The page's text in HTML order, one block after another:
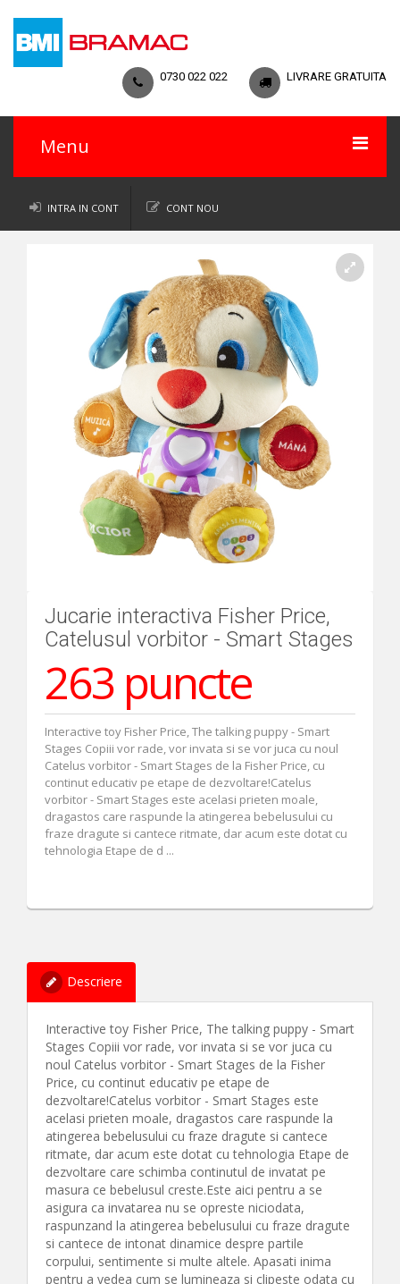
0730 022 022 LIVRARE GRATUITA
Menu
Acasa
Regulament
INTRA IN CONT CONT NOU
Jucarie interactiva Fisher Price,
Catelusul vorbitor - Smart Stages
263 puncte
Interactive toy Fisher Price, The talking puppy - Smart
Stages Copiii vor rade, vor invata si se vor juca cu noul
Catelus vorbitor - Smart Stages de la Fisher Price, cu
continut educativ pe etape de dezvoltare!Catelus
vorbitor - Smart Stages este acelasi prieten moale,
dragastos care raspunde la atingerea bebelusului cu
fraze dragute si cantece ritmate, dar acum este dotat cu
tehnologia Etape de d ...
Descriere
Interactive toy Fisher Price, The talking puppy - Smart
Stages Copiii vor rade, vor invata si se vor juca cu
noul Catelus vorbitor - Smart Stages de la Fisher
Price, cu continut educativ pe etape de
dezvoltare!Catelus vorbitor - Smart Stages este
acelasi prieten moale, dragastos care raspunde la
atingerea bebelusului cu fraze dragute si cantece
ritmate, dar acum este dotat cu tehnologia Etape de
dezvoltare care schimba continutul de invatat pe
masura ce bebelusul creste.Este aici pentru a se
asigura ca invatarea nu se opreste niciodata,
raspunzand la atingerea bebelusului cu fraze dragute
si cantece de intonat dinamice despre partile
corpului, sentimente si multe altele. Apasati inima
pentru a vedea cum se lumineaza si clipeste odata cu